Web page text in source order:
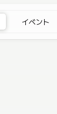
イベント